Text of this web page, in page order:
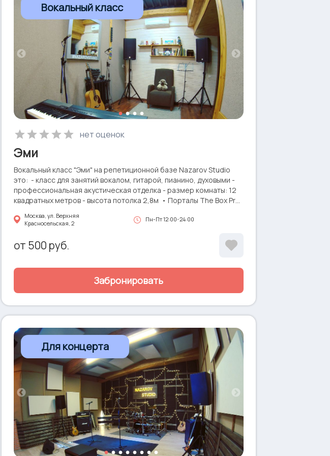
Вокальный класс
нет оценок
Эми
Вокальный класс "Эми" на репетиционной базе Nazarov Studio
это: - класс для занятий вокалом, гитарой, пианино, духовыми -
профессиональная акустическая отделка - размер комнаты: 12
квадратных метров - высота потолка 2,8м • Порталы The Box Pro
Casio Privia • Микрофоны Sennheiser, Shure • Акустическая гитара
Москва, ул. Верхняя
Красносельская, 2
Пн-Пт 12:00-24:00
от 500 руб.
Забронировать
Для концерта